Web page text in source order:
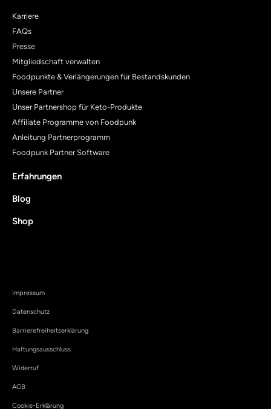
Karriere
FAQs
Presse
Mitgliedschaft verwalten
Foodpunkte & Verlängerungen für Bestandskunden
Unsere Partner
Unser Partnershop für Keto-Produkte
Affiliate Programme von Foodpunk
Anleitung Partnerprogramm
Foodpunk Partner Software
Erfahrungen
Blog
Shop
Impressum
Datenschutz
Barrierefreiheitserklärung
Haftungsausschluss
Widerruf
AGB
Cookie-Erklärung